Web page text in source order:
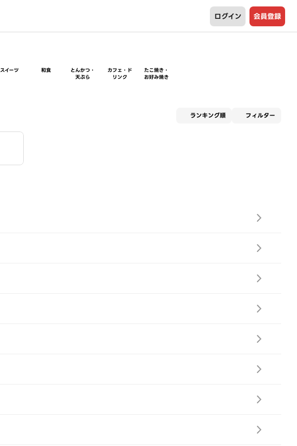
ログイン 会員登録
スイーツ 和食
とんかつ・
天ぷら
カフェ・ド
リンク
たこ焼き・
お好み焼き
ランキング順 フィルター